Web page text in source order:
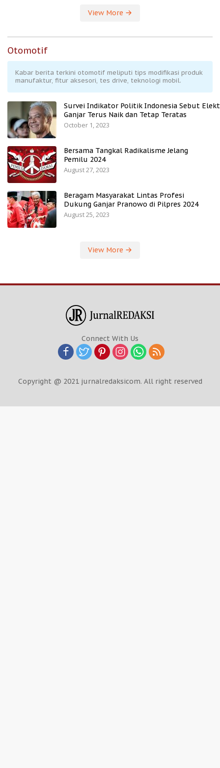
View More
Otomotif
Kabar berita terkini otomotif meliputi tips modifikasi produk
manufaktur, fitur aksesori, tes drive, teknologi mobil.
Survei Indikator Politik Indonesia Sebut
Ganjar Terus Naik dan Tetap Teratas
October 1, 2023
Bersama Tangkal Radikalisme Jelang
Pemilu 2024
August 27, 2023
Beragam Masyarakat Lintas Profesi
Dukung Ganjar Pranowo di Pilpres 2024
August 25, 2023
View More
Connect With Us
Copyright @ 2021 jurnalredaksicom. All right reserved